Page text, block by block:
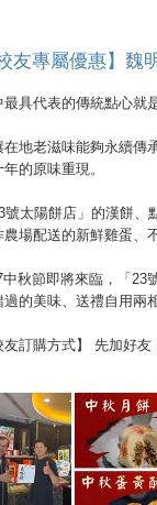
校友專屬優惠】
最具代表的傳統點心就
在地老滋味能夠永續傳
的原味重現。
號太陽餅店」的漢餅
農場配送的新鮮雞蛋、
中秋節即將來臨，「23
過的美味、送禮自用兩
友訂購方式】 先加好